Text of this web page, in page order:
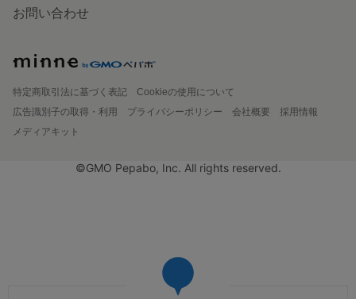
お問い合わせ
特定商取引法に基づく表記
Cookieの使用について
広告識別子の取得・利用
プライバシーポリシー 会社概要
採用情報
メディアキット
©GMO Pepabo, Inc. All rights reserved.